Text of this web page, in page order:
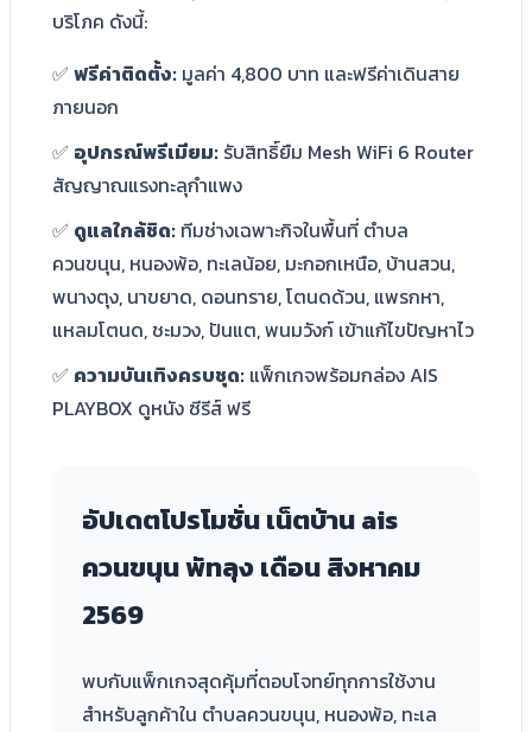
บริโภค ดังนี้:
✅ ฟรีค่าติดตั้ง: มูลค่า 4,800 บาท และฟรีค่าเดินสาย
ภายนอก
✅ อุปกรณ์พรีเมียม: รับสิทธิ์ยืม Mesh WiFi 6 Router
สัญญาณแรงทะลุกำแพง
✅ ดูแลใกล้ชิด: ทีมช่างเฉพาะกิจในพื้นที่ ตำบล
ควนขนุน, หนองพ้อ, ทะเลน้อย, มะกอกเหนือ, บ้านสวน,
พนางตุง, นาขยาด, ดอนทราย, โตนดด้วน, แพรกหา,
แหลมโตนด, ชะมวง, ปันแต, พนมวังก์ เข้าแก้ไขปัญหาไว
✅ ความบันเทิงครบชุด: แพ็กเกจพร้อมกล่อง AIS
PLAYBOX ดูหนัง ซีรีส์ ฟรี
อัปเดตโปรโมชั่น เน็ตบ้าน ais
ควนขนุน พัทลุง เดือนสิงหาคม
2569
พบกับแพ็กเกจสุดคุ้มที่ตอบโจทย์ทุกการใช้งาน
สำหรับลูกค้าใน ตำบลควนขนุน, หนองพ้อ, ทะเล